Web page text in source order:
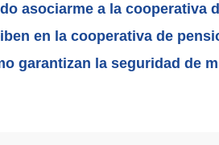
asociarme a la cooperativa
en la cooperativa de
garantizan la seguridad de